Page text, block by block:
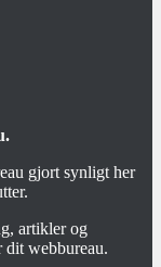
gjort synligt her
artikler og
dit webbureau.